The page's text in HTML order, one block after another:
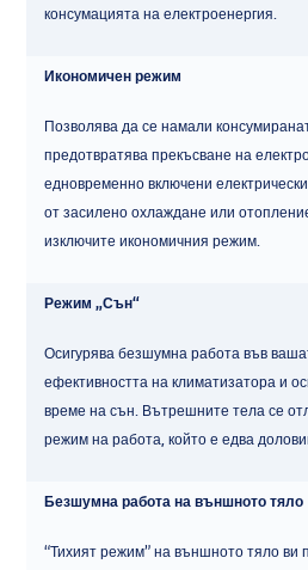
консумацията на електроенергия.
Икономичен режим
Позволява да се намали
предотвратява прекъсване на
едновременно включени
от засилено охлаждане или
изключите икономичния режим.
Режим „Сън“
Осигурява безшумна работа във
ефективността на климатизатора и
време на сън. Вътрешните тела се
режим на работа, който е едва
Безшумна работа на външното тяло
“Тихият режим” на външното тяло ви